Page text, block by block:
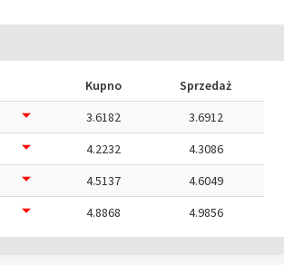
Kupno
Sprzedaż
3.6182
3.6912
4.2232
4.3086
4.5137
4.6049
4.8868 4.9856